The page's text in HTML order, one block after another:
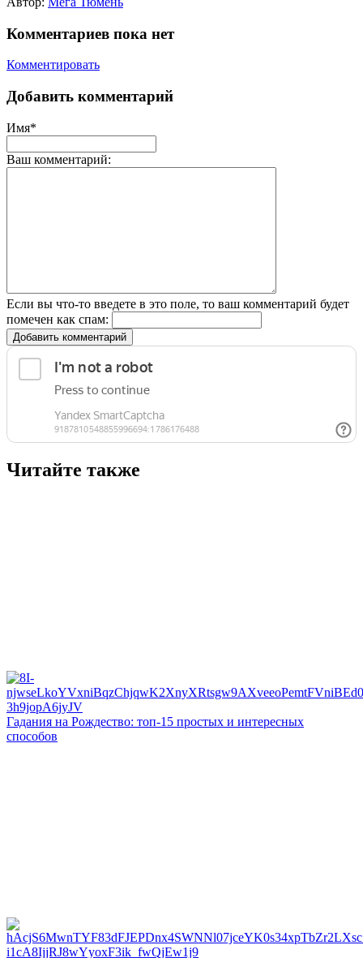
Комментариев пока нет
Комментировать
Добавить комментарий
Имя*
Ваш комментарий:
Если вы что-то введете в это поле, то ваш комментарий будет
помечен как спам:
Добавить комментарий
Читайте также
Гадания на Рождество: топ-15 простых и интересных
способов